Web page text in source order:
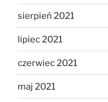
sierpień 2021
lipiec 2021
czerwiec 2021
maj 2021